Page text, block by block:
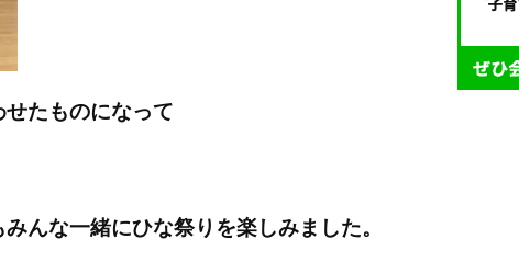
たものになって
んな一緒にひな祭りを楽しみました。